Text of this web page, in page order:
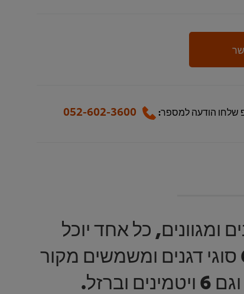
שלחו הודעה למספר: 052-602-3600
ומגוונים, כל אחד יוכל
לבחור את מה שהוא הכי אוהב! נסו גם את אלופים ריבועים, המכילים 6 סוגי דגנים ומשמשים מקור